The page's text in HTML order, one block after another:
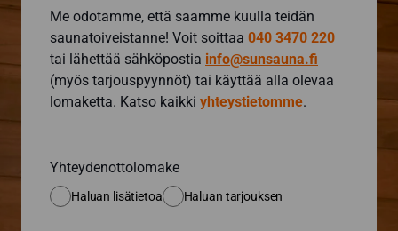
Me odotamme, että saamme kuulla teidän
saunatoiveistanne! Voit soittaa 040 3470 220
tai lähettää sähköpostia info@sunsauna.fi
(myös tarjouspyynnöt) tai käyttää alla olevaa
lomaketta. Katso kaikki yhteystietomme.
Yhteydenottolomake
Haluan lisätietoa Haluan tarjouksen